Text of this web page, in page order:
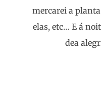
mercarei a
elas, etc… E á
dea